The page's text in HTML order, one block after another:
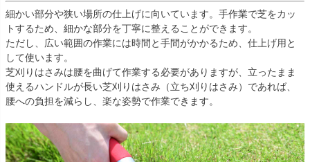
細かい部分や狭い場所の仕上げに向いています。手作業で芝をカッ
トするため、細かな部分を丁寧に整えることができます。
ただし、広い範囲の作業には時間と手間がかかるため、仕上げ用と
して使います。
芝刈りはさみは腰を曲げて作業する必要がありますが、立ったまま
使えるハンドルが長い芝刈りはさみ（立ち刈りはさみ）であれば、
腰への負担を減らし、楽な姿勢で作業できます。